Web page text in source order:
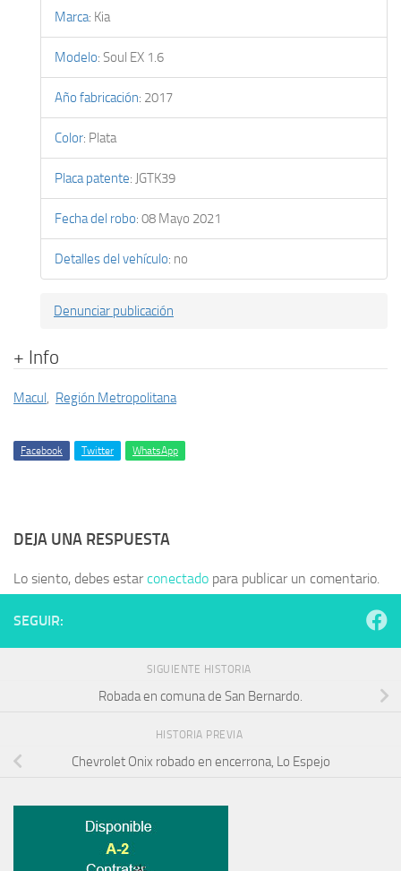
Marca: Kia
Modelo: Soul EX 1.6
Año fabricación: 2017
Color: Plata
Placa patente: JGTK39
Fecha del robo: 08 Mayo 2021
Detalles del vehículo: no
Denunciar publicación
+ Info
Macul, Región Metropolitana
Facebook Twitter WhatsApp
DEJA UNA RESPUESTA
Lo siento, debes estarconectado para publicar un comentario.
SEGUIR:
SIGUIENTE HISTORIA
Robada en comuna de San Bernardo.
HISTORIA PREVIA
Chevrolet Onix robado en encerrona, Lo Espejo